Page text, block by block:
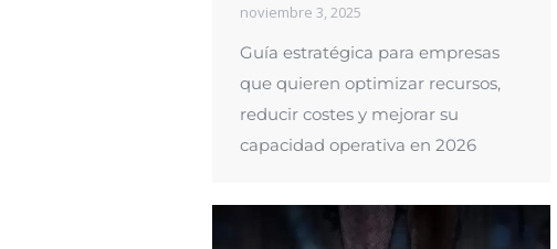
noviembre 3, 2025
Guía estratégica para empresas
que quieren optimizar recursos,
reducir costes y mejorar su
capacidad operativa en 2026